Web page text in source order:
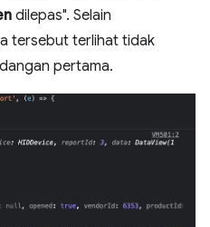
dilepas". Selain
tersebut terlihat tidak
pertama.